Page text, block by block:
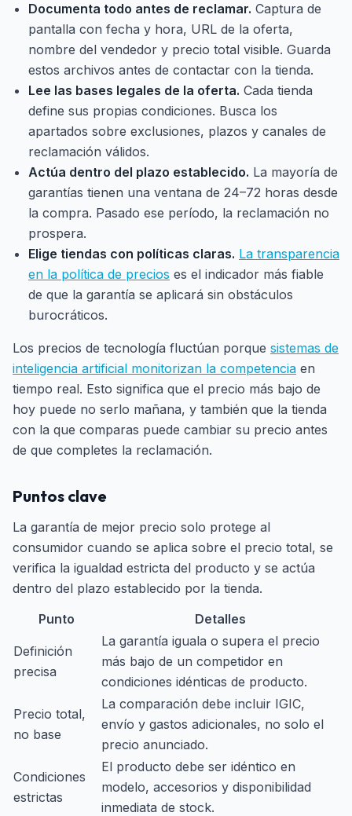
Documenta todo antes de reclamar. Captura de
pantalla con fecha y hora, URL de la oferta,
nombre del vendedor y precio total visible. Guarda
estos archivos antes de contactar con la tienda.
Lee las bases legales de la oferta. Cada tienda
define sus propias condiciones. Busca los
apartados sobre exclusiones, plazos y canales de
reclamación válidos.
Actúa dentro del plazo establecido. La mayoría de
garantías tienen una ventana de 24–72 horas desde
la compra. Pasado ese período, la reclamación no
prospera.
Elige tiendas con políticas claras. La transparencia
en la política de precios es el indicador más fiable
de que la garantía se aplicará sin obstáculos
burocráticos.
Los precios de tecnología fluctúan porque sistemas de
inteligencia artificial monitorizan la competencia en
tiempo real. Esto significa que el precio más bajo de
hoy puede no serlo mañana, y también que la tienda
con la que comparas puede cambiar su precio antes
de que completes la reclamación.
Puntos clave
La garantía de mejor precio solo protege al
consumidor cuando se aplica sobre el precio total, se
verifica la igualdad estricta del producto y se actúa
dentro del plazo establecido por la tienda.
Punto
Detalles
Definición
precisa
La garantía iguala o supera el precio
más bajo de un competidor en
condiciones idénticas de producto.
Precio total,
no base
La comparación debe incluir IGIC,
envío y gastos adicionales, no solo el
precio anunciado.
Condiciones
estrictas
El producto debe ser idéntico en
modelo, accesorios y disponibilidad
inmediata de stock.